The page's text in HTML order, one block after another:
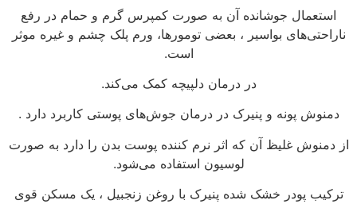
استعمال جوشانده آن به صورت کمپرس گرم و حمام در رفع
ناراحتی‌های بواسیر ، بعضی تومورها، ورم پلک چشم و غیره موثر
است.
در درمان دلپیچه کمک می‌کند.
دمنوش پونه و پنیرک در درمان جوش‌های پوستی کاربرد دارد .
از دمنوش غلیظ آن که اثر نرم کننده پوست بدن را دارد به صورت
لوسیون استفاده می‌شود.
ترکیب پودر خشک شده پنیرک با روغن زنجبیل ، یک مسکن قوی